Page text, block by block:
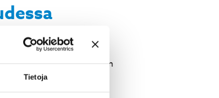
Tietoja
Ne sopivat useimpiin
käyttävät
ahtaissa tiloissa.